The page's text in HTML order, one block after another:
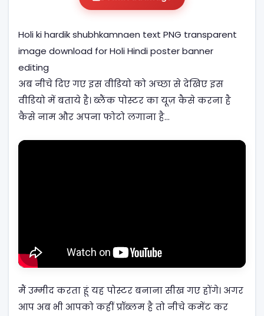
Holi ki hardik shubhkamnaen text PNG transparent
image download for Holi Hindi poster banner
editing
अब नीचे दिए गए इस वीडियो को अच्छा से देखिए इस
वीडियो में बताये है। ब्लैंक पोस्टर का यूज़ कैसे करना है
कैसे नाम और अपना फोटो लगाना है…
मैं उम्मीद करता हूं यह पोस्टर बनाना सीख गए होंगे। अगर
आप अब भी आपको कहीं प्रॉब्लम है तो नीचे कमेंट कर